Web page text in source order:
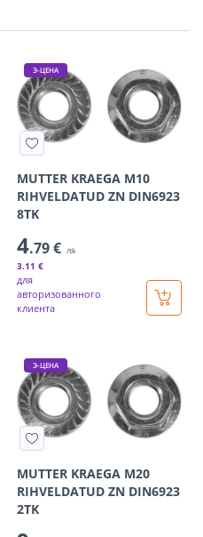
Э-ЦЕНА
MUTTER KRAEGA M10
RIHVELDATUD ZN DIN6923
8TK
4.79 € /tk
3.11 €
для
авторизованного
клиента
Э-ЦЕНА
MUTTER KRAEGA M20
RIHVELDATUD ZN DIN6923
2TK